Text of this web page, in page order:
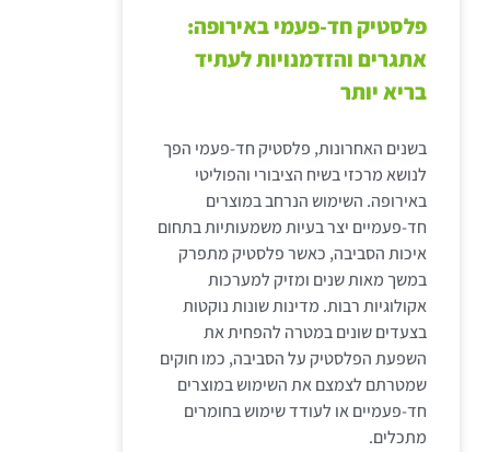
פלסטיק חד-פעמי באירופה:
אתגרים והזדמנויות לעתיד
בריא יותר
בשנים האחרונות, פלסטיק חד-פעמי הפך
לנושא מרכזי בשיח הציבורי והפוליטי
באירופה. השימוש הנרחב במוצרים
חד-פעמיים יצר בעיות משמעותיות בתחום
איכות הסביבה, כאשר פלסטיק מתפרק
במשך מאות שנים ומזיק למערכות
אקולוגיות רבות. מדינות שונות נוקטות
בצעדים שונים במטרה להפחית את
השפעת הפלסטיק על הסביבה, כמו חוקים
שמטרתם לצמצם את השימוש במוצרים
חד-פעמיים או לעודד שימוש בחומרים
מתכלים.